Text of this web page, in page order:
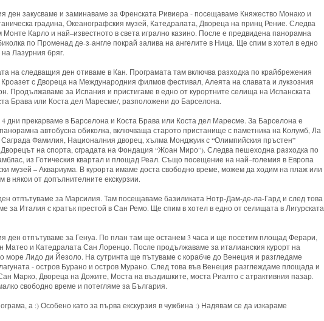
ден закусваме и заминаваме за Френската Ривиера - посещаваме Княжество Монако и
градина, Океанографския музей, Катедралата, Двореца на принц Рение. Следва
Монте Карло и най–известното в света игрално казино. После е предвидена панорамна
по Променад де-з-англе покрай залива на ангелите в Ница. Ще спим в хотел в едно
Лазурния бряг.
на следващия ден отиваме в Кан. Програмата там включва разходка по крайбрежения
с Двореца на Международния филмов фестивал, Алеята на славата и лукзозния
Продължаваме за Испания и пристигаме в едно от курортните селища на Испанската
Брава или Коста дел Маресме/, разположени до Барселона.
дни прекарваме в Барселона и Коста Брава или Коста дел Маресме. За Барселона е
автобусна обиколка, включваща старото пристанище с паметника на Колумб, Ла
Фамилия, Националния дворец, хълма Монджуик с “Олимпийския пръстен”
на спорта, сградата на Фондация “Жоан Миро”). Следва пешеходна разходка по
из Готическия квартал и площад Реал. Също посещение на най–големия в Европа
музей – Аквариума. В курорта имаме доста свободно време, можем да ходим на плаж или
в някои от допълнителните екскурзии.
отпътуваме за Марсилия. Там посещаваме базиликата Нотр-Дам-де-ла-Гард и след това
за Италия с кратък престой в Сан Ремо. Ще спим в хотел в едно от селищата в Лигурската
ден отпътуваме за Генуа. По план там ще останем 3 часа и ще посетим площад Ферари,
Матео и Катедралата Сан Лоренцо. После продължаваме за италианския курорт на
море Лидо ди Йезоло. На сутринта ще пътуваме с корабче до Венеция и разгледаме
- остров Бурано и остров Мурано. След това във Венеция разглеждаме площада и
Марко, Двореца на Дожите, Моста на въздишките, моста Риалто с атрактивния пазар.
свободно време и потегляме за България.
а :) Особено като за първа екскурзия в чужбина :) Надявам се да изкараме